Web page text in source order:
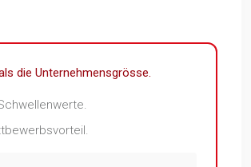
die Unternehmensgrösse.